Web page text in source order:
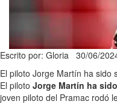
Escrito por: Gloria 30/06/
El piloto Jorge Martín ha sido
El piloto Jorge Martín ha
joven piloto del Pramac rodó